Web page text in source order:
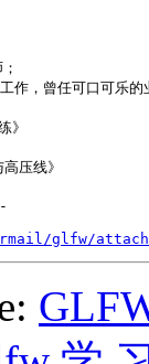
，曾任可口可乐的
》
压线》
glfw/